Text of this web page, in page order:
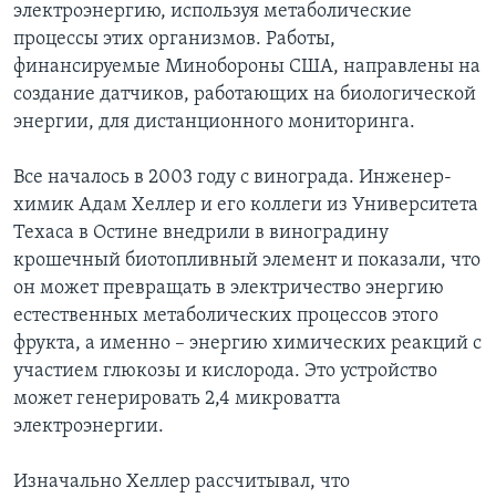
электроэнергию, используя метаболические
процессы этих организмов. Работы,
финансируемые Минобороны США, направлены на
создание датчиков, работающих на биологической
энергии, для дистанционного мониторинга.
Все началось в 2003 году с винограда. Инженер-
химик Адам Хеллер и его коллеги из Университета
Техаса в Остине внедрили в виноградину
крошечный биотопливный элемент и показали, что
он может превращать в электричество энергию
естественных метаболических процессов этого
фрукта, а именно – энергию химических реакций с
участием глюкозы и кислорода. Это устройство
может генерировать 2,4 микроватта
электроэнергии.
Изначально Хеллер рассчитывал, что